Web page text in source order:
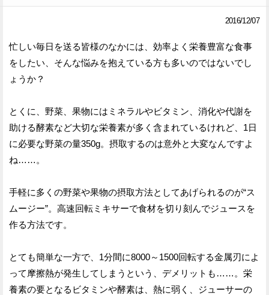
Facebook
シ
ェ
す
る
Twitter
シ
ェ
す
る
2016/12/07
忙しい毎日を送る皆様のなかには、効率よく栄養豊富な食事
をしたい、そんな悩みを抱えている方も多いのではないでし
ょうか？
とくに、野菜、果物にはミネラルやビタミン、消化や代謝を
助ける酵素など大切な栄養素が多く含まれているけれど、1日
に必要な野菜の量350g。摂取するのは意外と大変なんですよ
ね……。
手軽に多くの野菜や果物の摂取方法としてあげられるのが“ス
ムージー”。高速回転ミキサーで食材を切り刻んでジュースを
作る方法です。
とても簡単な一方で、1分間に8000～1500回転する金属刃によ
って摩擦熱が発生してしまうという、デメリットも……。栄
養素の要となるビタミンや酵素は、熱に弱く、ジューサーの